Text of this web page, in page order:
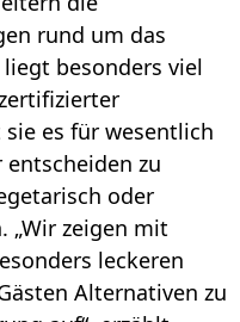
rund um das
liegt besonders viel
es für wesentlich
entscheiden zu
oder
„Wir zeigen mit
leckeren
Alternativen zu